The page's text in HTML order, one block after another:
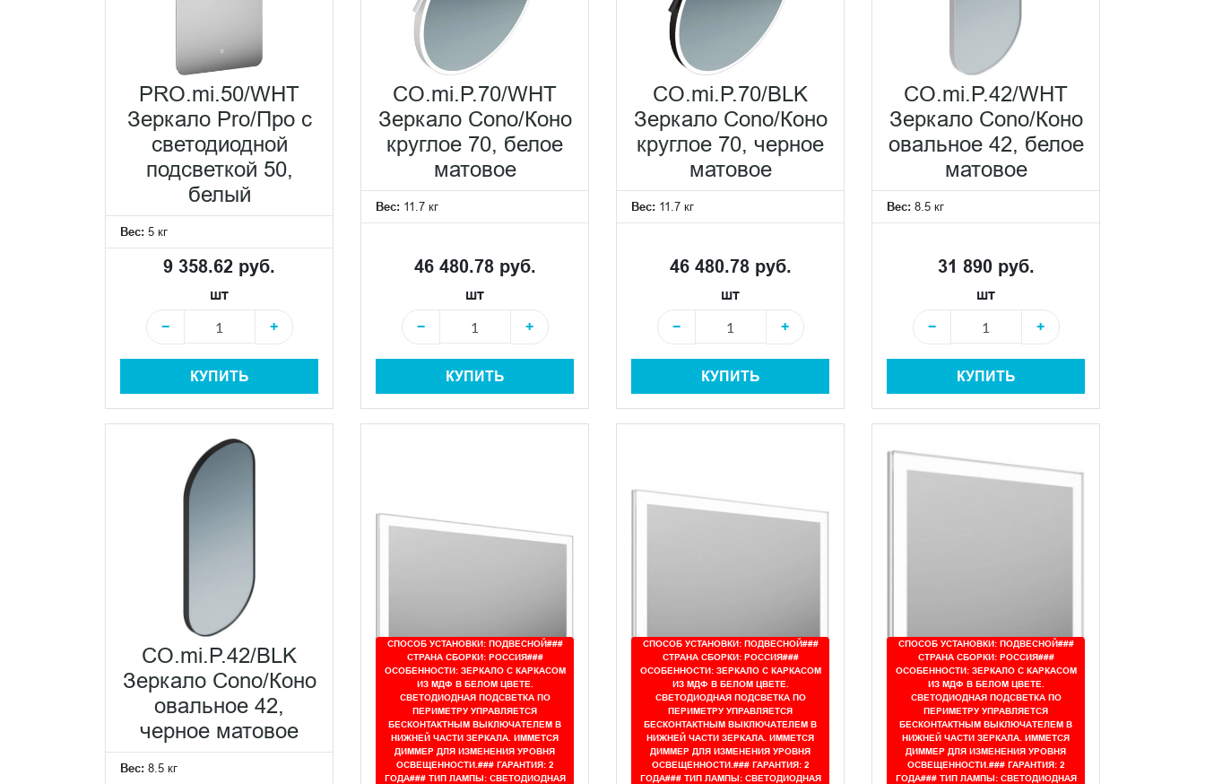
яркого направленного света - каждое зеркало становится центром управления освещением в ванной комнате.
PRO.mi.50/WHT
Зеркало Pro/Про с
светодиодной
подсветкой 50,
белый
Вес: 5 кг
9 358.62 руб.
шт
−
+
КУПИТЬ
CO.mi.P.70/WHT
Зеркало Cono/Коно
круглое 70, белое
матовое
Вес: 11.7 кг
46 480.78 руб.
шт
−
+
КУПИТЬ
CO.mi.P.70/BLK
Зеркало Cono/Коно
круглое 70, черное
матовое
Вес: 11.7 кг
46 480.78 руб.
шт
−
+
КУПИТЬ
CO.mi.P.42/WHT
Зеркало Cono/Коно
овальное 42, белое
матовое
Вес: 8.5 кг
31 890 руб.
шт
−
+
КУПИТЬ
CO.mi.P.42/BLK
Зеркало Cono/Коно
овальное 42,
черное матовое
Вес: 8.5 кг
СПОСОБ УСТАНОВКИ: ПОДВЕСНОЙ###
СТРАНА СБОРКИ: РОССИЯ###
ОСОБЕННОСТИ: ЗЕРКАЛО С КАРКАСОМ
ИЗ МДФ В БЕЛОМ ЦВЕТЕ.
СВЕТОДИОДНАЯ ПОДСВЕТКА ПО
ПЕРИМЕТРУ УПРАВЛЯЕТСЯ
БЕСКОНТАКТНЫМ ВЫКЛЮЧАТЕЛЕМ В
НИЖНЕЙ ЧАСТИ ЗЕРКАЛА. ИММЕТСЯ
ДИММЕР ДЛЯ ИЗМЕНЕНИЯ УРОВНЯ
ОСВЕЩЕННОСТИ.### ГАРАНТИЯ: 2
ГОДА### ТИП ЛАМПЫ: СВЕТОДИОДНАЯ
СПОСОБ УСТАНОВКИ: ПОДВЕСНОЙ###
СТРАНА СБОРКИ: РОССИЯ###
ОСОБЕННОСТИ: ЗЕРКАЛО С КАРКАСОМ
ИЗ МДФ В БЕЛОМ ЦВЕТЕ.
СВЕТОДИОДНАЯ ПОДСВЕТКА ПО
ПЕРИМЕТРУ УПРАВЛЯЕТСЯ
БЕСКОНТАКТНЫМ ВЫКЛЮЧАТЕЛЕМ В
НИЖНЕЙ ЧАСТИ ЗЕРКАЛА. ИММЕТСЯ
ДИММЕР ДЛЯ ИЗМЕНЕНИЯ УРОВНЯ
ОСВЕЩЕННОСТИ.### ГАРАНТИЯ: 2
ГОДА### ТИП ЛАМПЫ: СВЕТОДИОДНАЯ
СПОСОБ УСТАНОВКИ: ПОДВЕСНОЙ###
СТРАНА СБОРКИ: РОССИЯ###
ОСОБЕННОСТИ: ЗЕРКАЛО С КАРКАСОМ
ИЗ МДФ В БЕЛОМ ЦВЕТЕ.
СВЕТОДИОДНАЯ ПОДСВЕТКА ПО
ПЕРИМЕТРУ УПРАВЛЯЕТСЯ
БЕСКОНТАКТНЫМ ВЫКЛЮЧАТЕЛЕМ В
НИЖНЕЙ ЧАСТИ ЗЕРКАЛА. ИММЕТСЯ
ДИММЕР ДЛЯ ИЗМЕНЕНИЯ УРОВНЯ
ОСВЕЩЕННОСТИ.### ГАРАНТИЯ: 2
ГОДА### ТИП ЛАМПЫ: СВЕТОДИОДНАЯ